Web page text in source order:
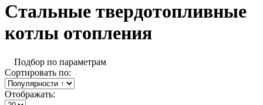
Стальные твердотопливные
котлы отопления
Подбор по параметрам
Сортировать по:
Отображать: